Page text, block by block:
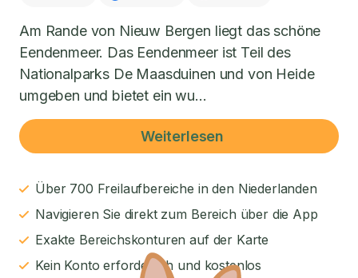
Am Rande von Nieuw Bergen liegt das schöne
Eendenmeer. Das Eendenmeer ist Teil des
Nationalparks De Maasduinen und von Heide
umgeben und bietet ein wu...
Weiterlesen
Über 700 Freilaufbereiche in den Niederlanden
Navigieren Sie direkt zum Bereich über die App
Exakte Bereichskonturen auf der Karte
Kein Konto erforderlich und kostenlos